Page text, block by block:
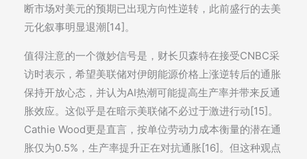
断市场对美元的预期已出现方向性逆转，此前盛行的去美
元化叙事明显退潮[14]。
值得注意的一个微妙信号是，财长贝森特在接受CNBC采
访时表示，希望美联储对伊朗能源价格上涨逆转后的通胀
保持开放心态，并认为AI热潮可能提高生产率并带来反通
胀效应。这似乎是在暗示美联储不必过于激进行动[15]。
Cathie Wood更是直言，按单位劳动力成本衡量的潜在通
胀仅为0.5%，生产率提升正在对抗通胀[16]。但这种观点